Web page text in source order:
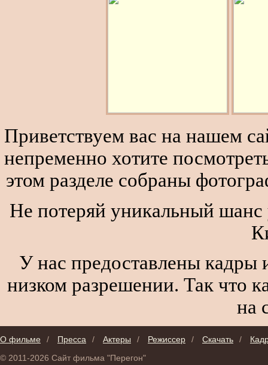
Приветствуем вас на нашем
непременно хотите
этом разделе собраны
Не потеряй уникальный шанс
У нас предоставлены кадры
низком разрешении. Так что
на
О фильме / Пресса / Актеры / Режиссер / Скачать /
© 2011-2026 Сайт фильма "Перегон"